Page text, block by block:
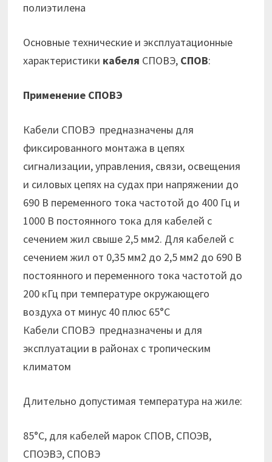
полиэтилена
Основные технические и эксплуатационные
характеристики кабеля СПОВЭ, СПОВ:
Применение СПОВЭ
Кабели СПОВЭ предназначены для
фиксированного монтажа в цепях
сигнализации, управления, связи, освещения
и силовых цепях на судах при напряжении до
690 В переменного тока частотой до 400 Гц и
1000 В постоянного тока для кабелей с
сечением жил свыше 2,5 мм2. Для кабелей с
сечением жил от 0,35 мм2 до 2,5 мм2 до 690 В
постоянного и переменного тока частотой до
200 кГц при температуре окружающего
воздуха от минус 40 плюс 65°С
Кабели СПОВЭ предназначены и для
эксплуатации в районах с тропическим
климатом
Длительно допустимая температура на жиле:
85°С, для кабелей марок СПОВ, СПОЭВ,
СПОЭВЭ, СПОВЭ